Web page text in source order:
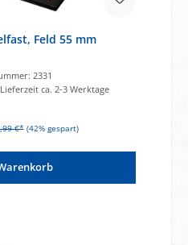
Feld 55 mm
2331
ca. 2-3 Werktage
€* (42% gespart)